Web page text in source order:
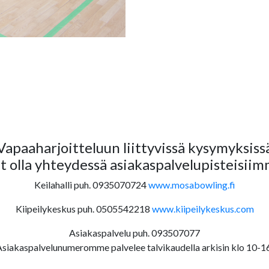
liittyvissä
olla yhteydessä
Keilahalli puh. 0935070724www.mosabowling.fi
Kiipeilykeskus puh. 0505542218 www.kiipeilykeskus.com
Asiakaspalvelu puh. 093507077
palvelee talvikaudella arkisin klo 10-